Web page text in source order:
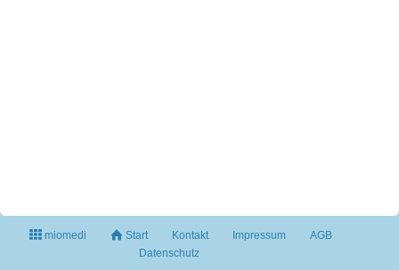
miomedi Start Kontakt Impressum
AGB
Datenschutz